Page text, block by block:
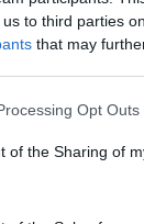
to third parties
that may
Opt Outs
of the Sharing of
ULS
fruto da sua
how, as